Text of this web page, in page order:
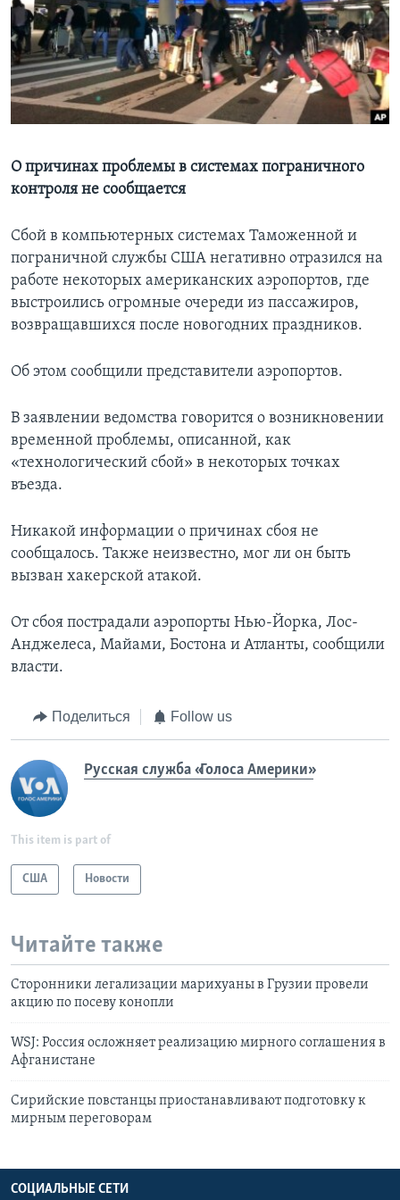
Learning English
СОЦИАЛЬНЫЕ СЕТИ
Языки
О причинах проблемы в системах пограничного
контроля не сообщается
Сбой в компьютерных системах Таможенной и
пограничной службы США негативно отразился на
работе некоторых американских аэропортов, где
выстроились огромные очереди из пассажиров,
возвращавшихся после новогодних праздников.
Об этом сообщили представители аэропортов.
В заявлении ведомства говорится о возникновении
временной проблемы, описанной, как
«технологический сбой» в некоторых точках
въезда.
Никакой информации о причинах сбоя не
сообщалось. Также неизвестно, мог ли он быть
вызван хакерской атакой.
От сбоя пострадали аэропорты Нью-Йорка, Лос-
Анджелеса, Майами, Бостона и Атланты, сообщили
власти.
Поделиться Follow us
Русская служба «Голоса Америки»
This item is part of
США Новости
Читайте также
Сторонники легализации марихуаны в Грузии провели
акцию по посеву конопли
WSJ: Россия осложняет реализацию мирного соглашения в
Афганистане
Сирийские повстанцы приостанавливают подготовку к
мирным переговорам
СОЦИАЛЬНЫЕ СЕТИ